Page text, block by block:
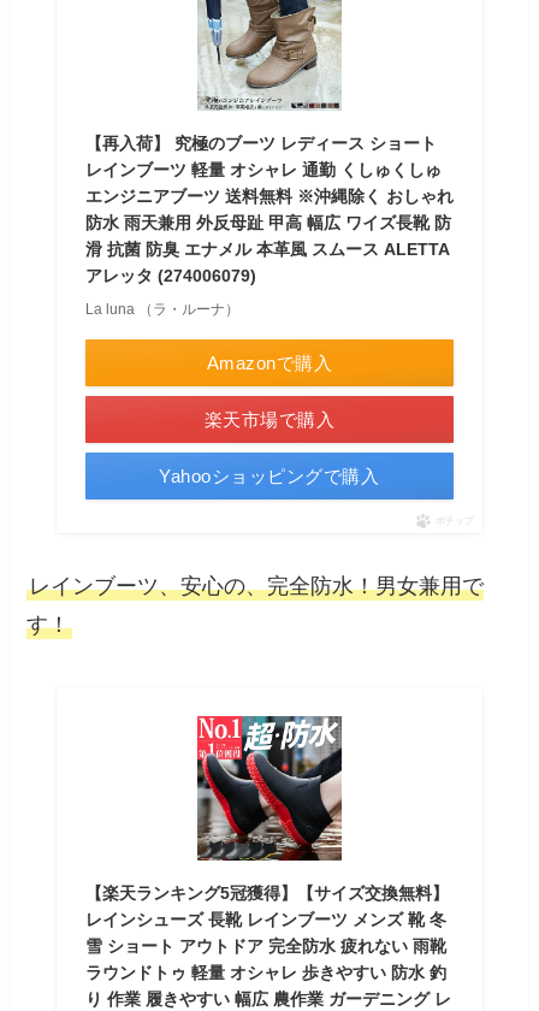
【再入荷】 究極のブーツ レディース ショート
レインブーツ 軽量 オシャレ 通勤 くしゅくしゅ
エンジニアブーツ 送料無料 ※沖縄除く おしゃれ
防水 雨天兼用 外反母趾 甲高 幅広 ワイズ長靴 防
滑 抗菌 防臭 エナメル 本革風 スムース ALETTA
アレッタ (274006079)
La luna （ラ・ルーナ）
Amazonで購入
楽天市場で購入
Yahooショッピングで購入
ポチップ
レインブーツ、安心の、完全防水！男女兼用で
す！
【楽天ランキング5冠獲得】【サイズ交換無料】
レインシューズ 長靴 レインブーツ メンズ 靴 冬
雪 ショート アウトドア 完全防水 疲れない 雨靴
ラウンドトゥ 軽量 オシャレ 歩きやすい 防水 釣
り 作業 履きやすい 幅広 農作業 ガーデニング レ